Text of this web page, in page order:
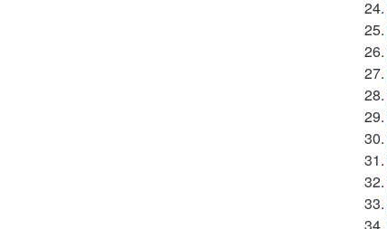
24.
25.
26.
27.
28.
29.
30.
31.
32.
33.